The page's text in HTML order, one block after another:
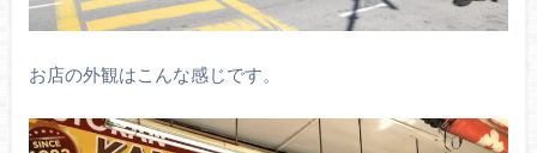
お店の外観はこんな感じです。